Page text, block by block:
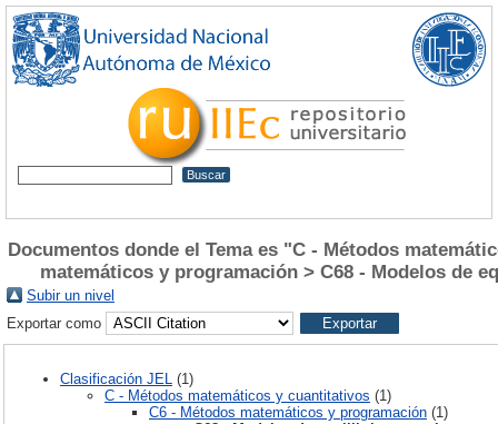
Documentos donde el Tema es "C - Métodos
matemáticos y programación > C68 - Modelos de
Subir un nivel
Exportar como
Clasificación JEL
(1)
C - Métodos matemáticos y cuantitativos (1)
C6 - Métodos matemáticos y programación (1)